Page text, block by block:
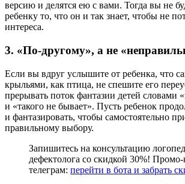
версию и делятся ею с вами. Тогда вы не
ребенку то, что он и так знает, чтобы не
интереса.
3. «По-другому», а не
Если вы вдруг услышите от ребенка, что
крыльями, как птица, не спешите его
прерывать поток фантазии детей словами
и «такого не бывает». Пусть ребенок
и фантазировать, чтобы самостоятельно
правильному выбору.
Запишитесь на консультацию
дефектолога со скидкой 30%!
телеграм: перейти в бота и забрать